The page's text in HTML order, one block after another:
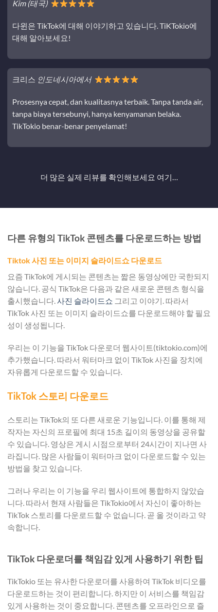
Kim (태국)
다윈은 TikTok에 대해 이야기하고 있습니다. TiKTokio에
대해 알아보세요!
크리스 인도네시아에서
Prosesnya cepat, dan kualitasnya terbaik. Tanpa tanda air,
tanpa biaya tersebunyi, hanya kenyamanan belaka.
TikTokio benar-benar penyelamat!
더 많은 실제 리뷰를 확인해보세요 여기…
다른 유형의 TikTok 콘텐츠를 다운로드하는 방법
Tiktok 사진 또는 이미지 슬라이드쇼 다운로드
요즘 TikTok에 게시되는 콘텐츠는 짧은 동영상에만 국한되지
않습니다. 공식 TikTok은 다음과 같은 새로운 콘텐츠 형식을
출시했습니다.사진 슬라이드쇼 그리고 이야기. 따라서
TikTok 사진 또는 이미지 슬라이드쇼를 다운로드해야 할 필요
성이 생성됩니다.
우리는 이 기능을 TikTok 다운로더 웹사이트(tiktokio.com)에
추가했습니다. 따라서 워터마크 없이 TikTok 사진을 장치에
자유롭게 다운로드할 수 있습니다.
TikTok 스토리 다운로드
스토리는 TikTok의 또 다른 새로운 기능입니다. 이를 통해 제
작자는 자신의 프로필에 최대 15초 길이의 동영상을 공유할
수 있습니다. 영상은 게시 시점으로부터 24시간이 지나면 사
라집니다. 많은 사람들이 워터마크 없이 다운로드할 수 있는
방법을 찾고 있습니다.
그러나 우리는 이 기능을 우리 웹사이트에 통합하지 않았습
니다. 따라서 현재 사람들은 TikTokio에서 자신이 좋아하는
TikTok 스토리를 다운로드할 수 없습니다. 곧 올 것이라고 약
속합니다.
TikTok 다운로더를 책임감 있게 사용하기 위한 팁
TikTokio 또는 유사한 다운로더를 사용하여 TikTok 비디오를
다운로드하는 것이 편리합니다. 하지만 이 서비스를 책임감
있게 사용하는 것이 중요합니다. 콘텐츠를 오프라인으로 즐